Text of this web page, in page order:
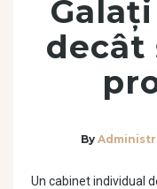
decât
By
Un cabinet individual